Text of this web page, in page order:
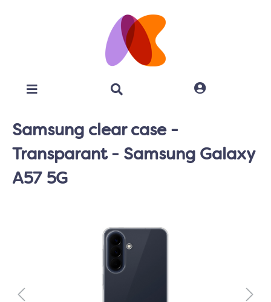
Samsung clear case -
Transparant - Samsung Galaxy
A57 5G